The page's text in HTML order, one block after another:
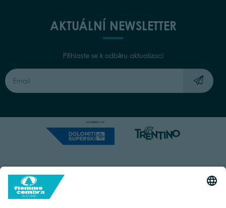
AKTUÁLNÍ NEWSLETTER
Přihlaste se k odběru aktualizací
Capitale Sociale: Euro 220.000,00 | VAT: 01901280220
COOKIES IMPRINT